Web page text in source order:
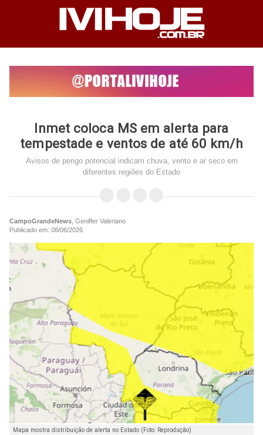
Inmet coloca MS em alerta para
tempestade e ventos de até 60 km/h
Avisos de perigo potencial indicam chuva, vento e ar seco em
diferentes regiões do Estado
CampoGrandeNews , Geniffer Valeriano
Publicado em: 08/06/2026
Mapa mostra distribuição de alerta no Estado (Foto: Reprodução)